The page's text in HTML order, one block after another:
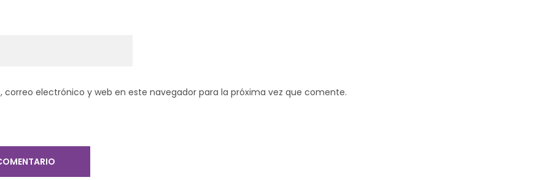
correo electrónico y web en este navegador para la próxima vez que comente.